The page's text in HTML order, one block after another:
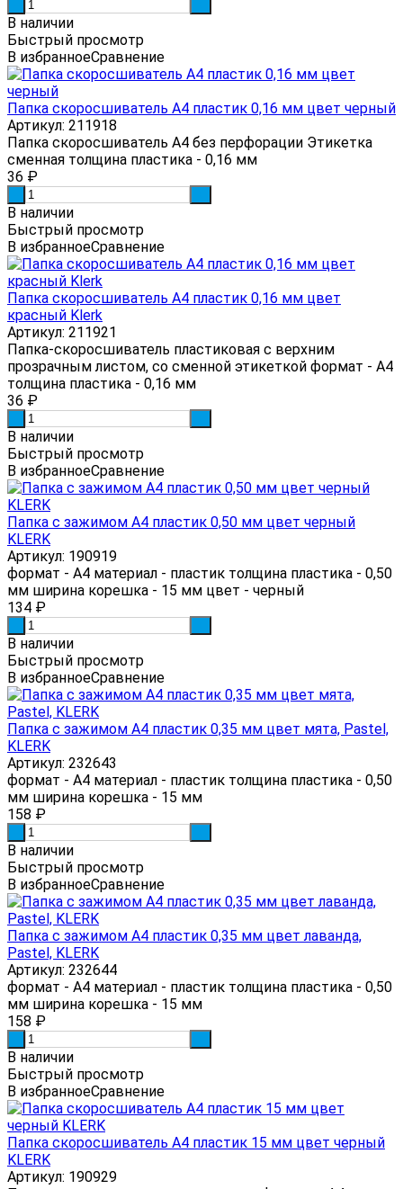
В наличии
Быстрый просмотр
В избранноеСравнение
Папка скоросшиватель А4 пластик 0,16 мм цвет черный
Артикул: 211918
Папка скоросшиватель А4 без перфорации Этикетка
сменная толщина пластика - 0,16 мм
36 ₽
В наличии
Быстрый просмотр
В избранноеСравнение
Папка скоросшиватель А4 пластик 0,16 мм цвет
красный Klerk
Артикул: 211921
Папка-скоросшиватель пластиковая с верхним
прозрачным листом, со сменной этикеткой формат - А4
толщина пластика - 0,16 мм
36 ₽
В наличии
Быстрый просмотр
В избранноеСравнение
Папка с зажимом А4 пластик 0,50 мм цвет черный
KLERK
Артикул: 190919
формат - А4 материал - пластик толщина пластика - 0,50
мм ширина корешка - 15 мм цвет - черный
134 ₽
В наличии
Быстрый просмотр
В избранноеСравнение
Папка с зажимом А4 пластик 0,35 мм цвет мята, Pastel,
KLERK
Артикул: 232643
формат - А4 материал - пластик толщина пластика - 0,50
мм ширина корешка - 15 мм
158 ₽
В наличии
Быстрый просмотр
В избранноеСравнение
Папка с зажимом А4 пластик 0,35 мм цвет лаванда,
Pastel, KLERK
Артикул: 232644
формат - А4 материал - пластик толщина пластика - 0,50
мм ширина корешка - 15 мм
158 ₽
В наличии
Быстрый просмотр
В избранноеСравнение
Папка скоросшиватель А4 пластик 15 мм цвет черный
KLERK
Артикул: 190929